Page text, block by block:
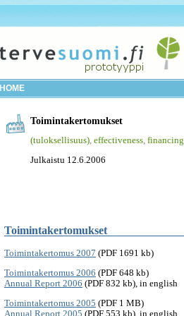
HOME
Toimintakertomukset
(tuloksellisuus) effectiveness financing
Julkaistu 12.6.2006
Toimintakertomukset
Toimintakertomus 2007 (PDF 1691 kb)
Toimintakertomus 2006 (PDF 648 kb)
Annual Report 2006 (PDF 832 kb), in english
Toimintakertomus 2005 (PDF 1 MB)
Annual Report 2005 (PDF 553 kb), in english